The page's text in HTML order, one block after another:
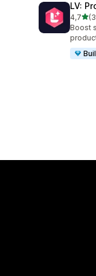
LV:
4,7van
34
Boost